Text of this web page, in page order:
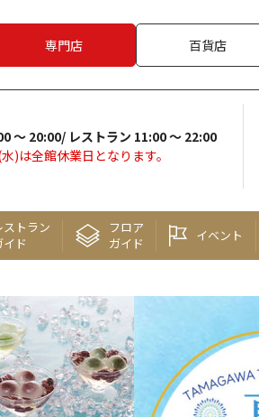
専門店 百貨店
～ 20:00/ レストラン 11:00 ～ 22:00
)は全館休業日となります。
ストラン
イド
フロア
ガイド
イベント